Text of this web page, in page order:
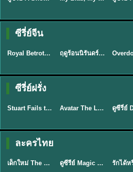
ซีรี่ย์จีน
★9
ซับไทย
Royal Betrothal (2026) สัญญาวิวาห์แห่งราชวงศ์ พากย์ไทย ซับไทย EP1-32 ★8.8 ฤดูร้อนนิรันดร์ (2026) Never-Ending Summer พากย์ไทย EP.1-29
ซีรี่ย์ฝรั่ง
★8.8 EP.2
พากย์ไทย
TH EP. 2
Stuart Fails to Save the Universe (2026) สจ๊วตล่มแผนกู้จักรวาล พากย์ไทย EP1-10 ★7.8 EP.7Avatar The Last Airbender 2 เณรน้อยเจ้าอภินิหาร พากย์ไทย
ละครไทย
★ 8 EP.6
พากย์ไทย
เด็กใหม่ The Reset 2026 EP1-6 พากย์ไทย ดูซีรี่ย์ Netflix ล่าสุด HD ดูซีรีย์ Magic Move (2026) ทำนายทายรัก Thai EP.1-10 HD